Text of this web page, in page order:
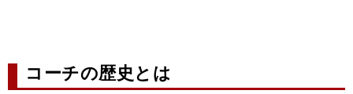
コーチの歴史とは